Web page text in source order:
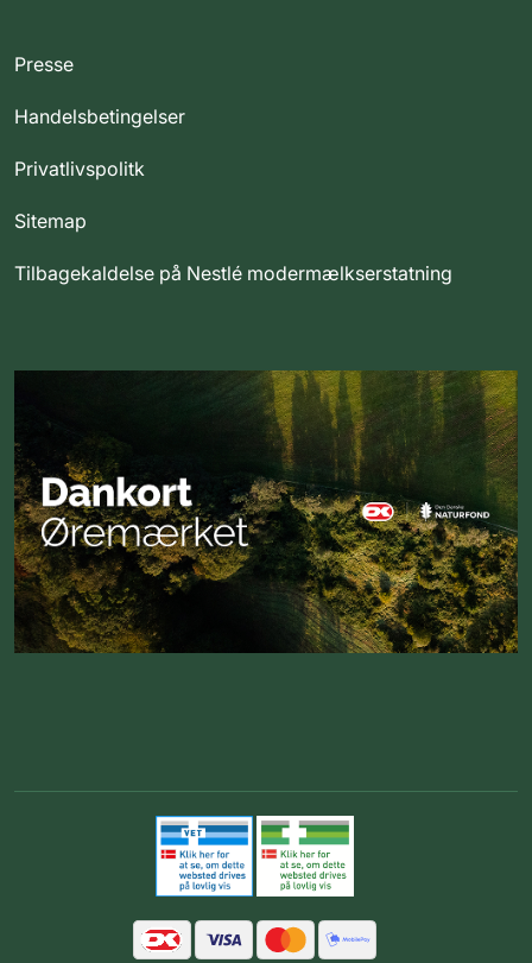
Presse
Handelsbetingelser
Privatlivspolitk
Sitemap
Tilbagekaldelse på Nestlé modermælkserstatning